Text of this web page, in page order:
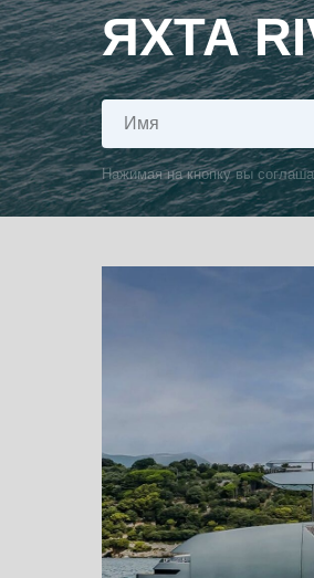
ЯХТА
Нажимая на кнопку вы